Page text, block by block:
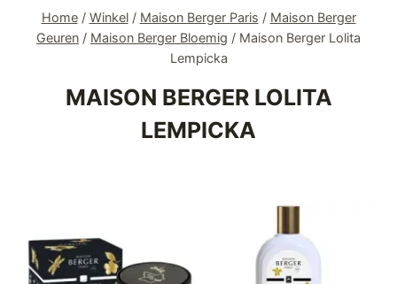
Home / Winkel / Maison Berger Paris / Maison Berger
Geuren / Maison Berger Bloemig / Maison Berger Lolita
Lempicka
MAISON BERGER LOLITA
LEMPICKA